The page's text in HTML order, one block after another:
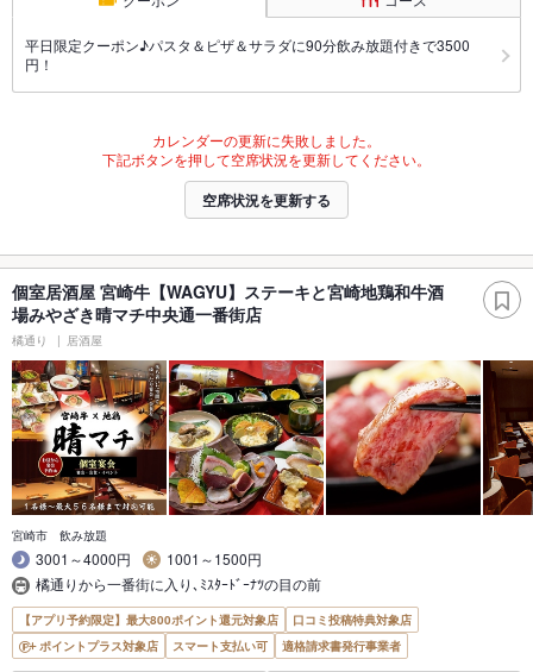
平日限定クーポン♪パスタ＆ピザ＆サラダに90分飲み放題付きで3500
円！
カレンダーの更新に失敗しました。
下記ボタンを押して空席状況を更新してください。
空席状況を更新する
個室居酒屋 宮崎牛【WAGYU】ステーキと宮崎地鶏和牛酒
場みやざき晴マチ中央通一番街店
橘通り 居酒屋
宮崎市 飲み放題
3001～4000円
1001～1500円
橘通りから一番街に入り､ﾐｽﾀｰﾄﾞｰﾅﾂの目の前
【アプリ予約限定】最大800ポイント還元対象店
口コミ投稿特典対象店
ポイントプラス対象店
スマート支払い可 適格請求書発行事業者